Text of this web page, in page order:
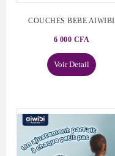
COUCHES BEBE AIWIBI
6 000 CFA
Voir Detail